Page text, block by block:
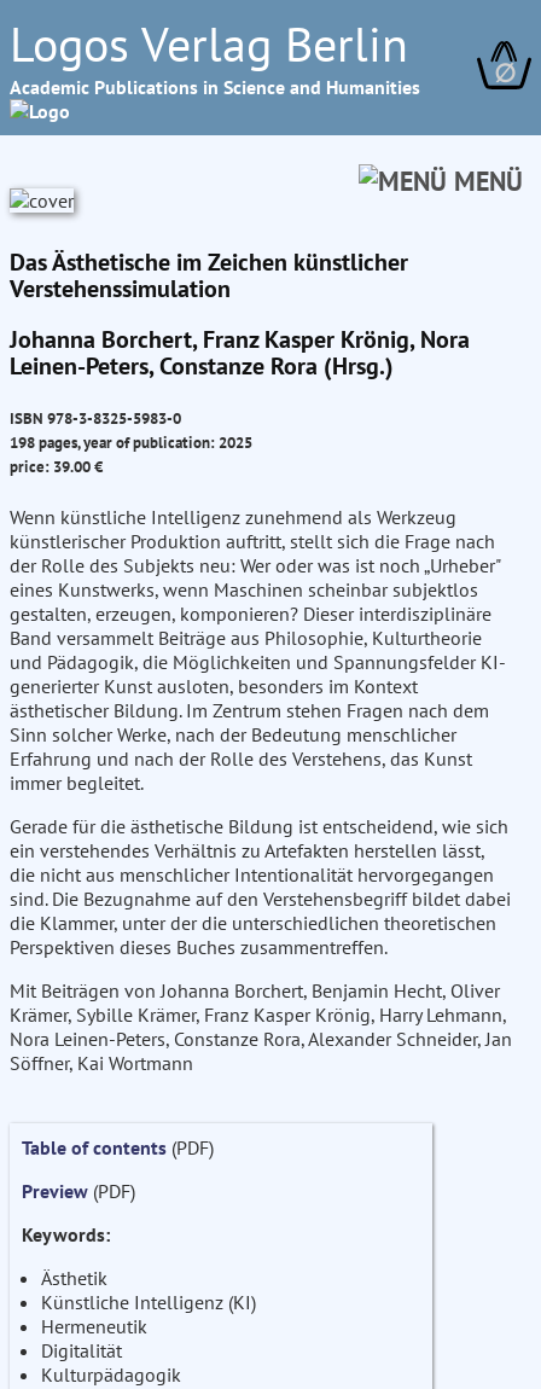
Logos Verlag Berlin
Academic Publications in Science and Humanities ∅
MENÜ
Das Ästhetische im Zeichen künstlicher
Verstehenssimulation
Johanna Borchert, Franz Kasper Krönig, Nora
Leinen-Peters, Constanze Rora (Hrsg.)
ISBN 978-3-8325-5983-0
198 pages, year of publication: 2025
price: 39.00 €
Wenn künstliche Intelligenz zunehmend als Werkzeug
künstlerischer Produktion auftritt, stellt sich die Frage nach
der Rolle des Subjekts neu: Wer oder was ist noch „Urheber"
eines Kunstwerks, wenn Maschinen scheinbar subjektlos
gestalten, erzeugen, komponieren? Dieser interdisziplinäre
Band versammelt Beiträge aus Philosophie, Kulturtheorie
und Pädagogik, die Möglichkeiten und Spannungsfelder KI-
generierter Kunst ausloten, besonders im Kontext
ästhetischer Bildung. Im Zentrum stehen Fragen nach dem
Sinn solcher Werke, nach der Bedeutung menschlicher
Erfahrung und nach der Rolle des Verstehens, das Kunst
immer begleitet.
Gerade für die ästhetische Bildung ist entscheidend, wie sich
ein verstehendes Verhältnis zu Artefakten herstellen lässt,
die nicht aus menschlicher Intentionalität hervorgegangen
sind. Die Bezugnahme auf den Verstehensbegriff bildet dabei
die Klammer, unter der die unterschiedlichen theoretischen
Perspektiven dieses Buches zusammentreffen.
Mit Beiträgen von Johanna Borchert, Benjamin Hecht, Oliver
Krämer, Sybille Krämer, Franz Kasper Krönig, Harry Lehmann,
Nora Leinen-Peters, Constanze Rora, Alexander Schneider, Jan
Söffner, Kai Wortmann
Table of contents (PDF)
Preview (PDF)
Keywords:
Ästhetik
Künstliche Intelligenz (KI)
Hermeneutik
Digitalität
Kulturpädagogik